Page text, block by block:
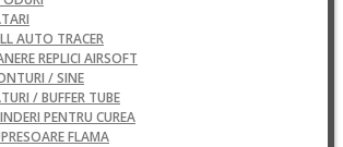
AUTO TRACER
REPLICI AIRSOFT
/ SINE
/ BUFFER TUBE
PENTRU CUREA
FLAMA